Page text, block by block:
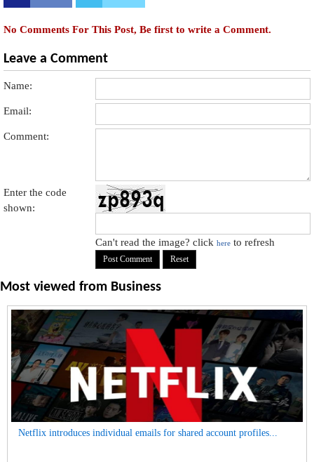
No Comments For This Post, Be first to write a Comment.
Leave a Comment
Name:
Email:
Comment:
Enter the code
shown:
Can't read the image? clickhere to refresh
Most viewed from Business
Netflix introduces individual emails for shared account profiles...